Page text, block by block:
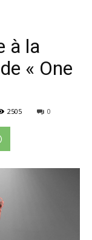
à la
« One
2505 0